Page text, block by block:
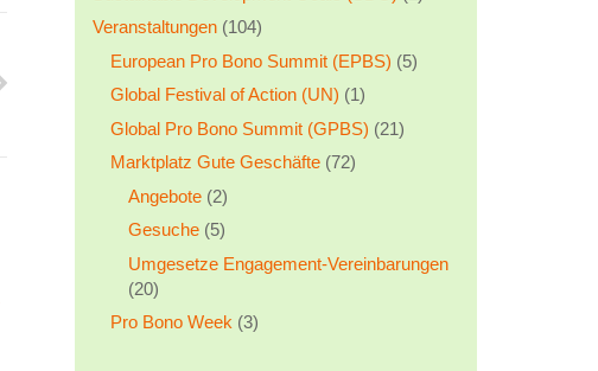
Veranstaltungen(104)
European Pro Bono Summit (EPBS) (5)
Global Festival of Action (UN) (1)
Global Pro Bono Summit (GPBS) (21)
Marktplatz Gute Geschäfte(72)
Angebote(2)
Gesuche(5)
Umgesetze Engagement-Vereinbarungen
(20)
Pro Bono Week (3)